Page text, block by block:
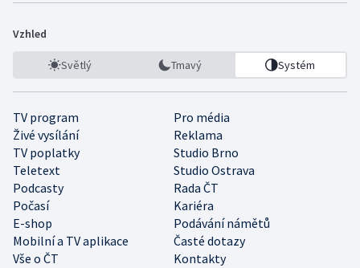
Vzhled
Světlý Tmavý Systém
TV program
Pro média
Živé vysílání
Reklama
TV poplatky
Studio Brno
Teletext
Studio Ostrava
Podcasty
Rada ČT
Počasí
Kariéra
E-shop
Podávání námětů
Mobilní a TV aplikace
Časté dotazy
Vše o ČT
Kontakty